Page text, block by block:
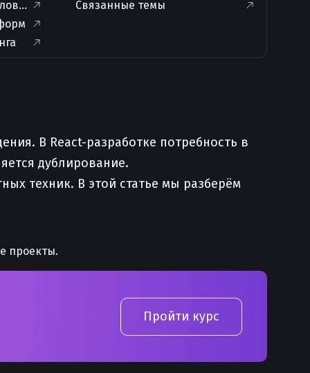
рендераСвязанные темы
В React-разработке потребность в
дублирование.
техник. В этой статье мы разберём
проекты.
Пройти курс